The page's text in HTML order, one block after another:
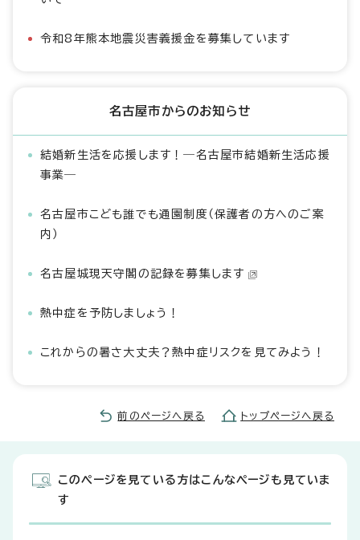
令和8年熊本地震災害義援金を募集しています
名古屋市からのお知らせ
結婚新生活を応援します！―名古屋市結婚新生活応援
事業―
名古屋市こども誰でも通園制度（保護者の方へのご案
内）
名古屋城現天守閣の記録を募集します
熱中症を予防しましょう！
これからの暑さ大丈夫？熱中症リスクを見てみよう！
前のページへ戻る トップページへ戻る
このページを見ている方はこんなページも見ていま
す